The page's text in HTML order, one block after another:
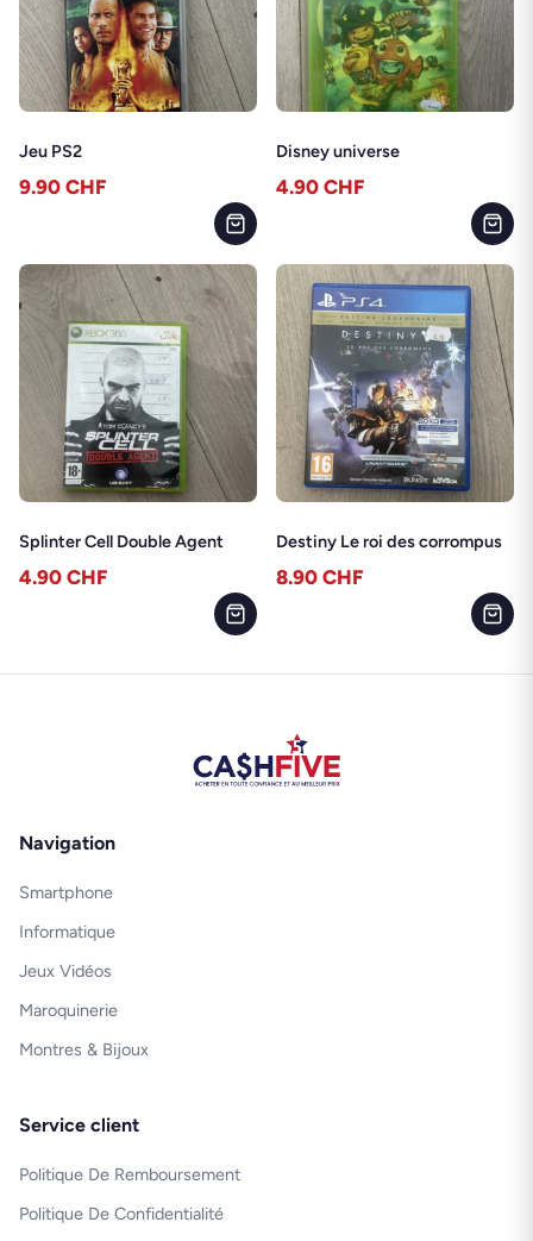
Jeu PS2
9.90 CHF
Disney universe
4.90 CHF
Splinter Cell Double Agent
4.90 CHF
Destiny Le roi des corrompus
8.90 CHF
Navigation
Smartphone
Informatique
Jeux Vidéos
Maroquinerie
Montres & Bijoux
Service client
Politique De Remboursement
Politique De Confidentialité